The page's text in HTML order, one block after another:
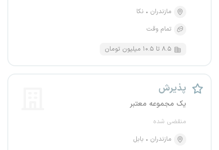
مازندران
نکا
تمام وقت
۸.۵ تا ۱۰.۵ میلیون تومان
پذیرش
یک مجموعه معتبر
منقضی شده
مازندران
بابل